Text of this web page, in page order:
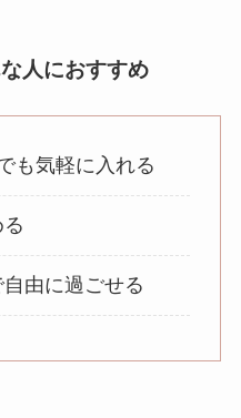
ょ
人におすすめ
も気軽に入れる
由に過ごせる